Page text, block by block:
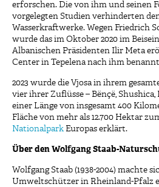
erforschen. Die von ihm und seinen
vorgelegten Studien verhinderten
Wasserkraftwerke. Wegen Friedrich
wurde das im Oktober 2020 im
Albanischen Präsidenten Ilir Meta
Center in Tepelena nach ihm
2023 wurde die Vjosa in ihrem
vier ihrer Zuflüsse – Bënçë,
einer Länge von insgesamt 400
Fläche von mehr als 12.700 Hektar
Nationalpark Europas erklärt.
Über den Wolfgang Staab-
Wolfgang Staab (1938-2004) machte
Umweltschützer in Rheinland-Pfalz